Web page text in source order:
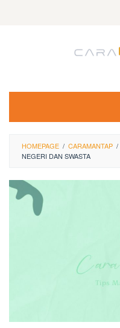
HOMEPAGE / CARAMANTAP /
NEGERI DAN SWASTA